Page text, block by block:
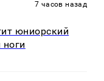
7 часов назад
юниорский